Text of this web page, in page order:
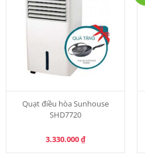
Quạt điều hòa Sunhouse
SHD7720
3.330.000₫